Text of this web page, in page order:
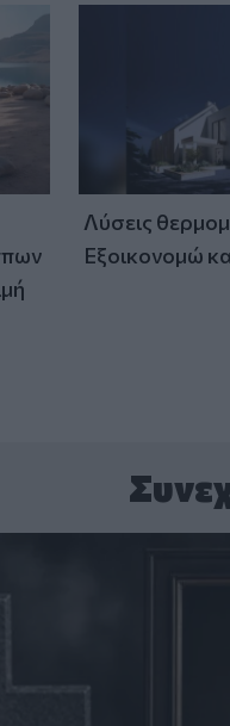
Λύσεις
Εξοικονομώ